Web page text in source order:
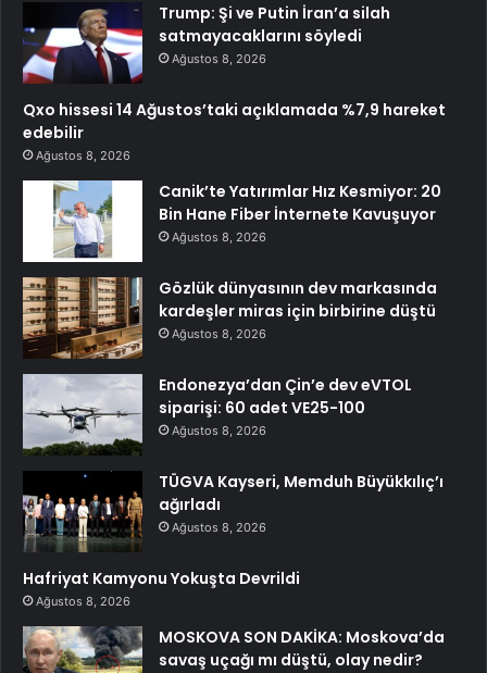
Trump: Şi ve Putin İran’a silah
satmayacaklarını söyledi
Ağustos 8, 2026
Qxo hissesi 14 Ağustos’taki açıklamada %7,9 hareket
edebilir
Ağustos 8, 2026
Canik’te Yatırımlar Hız Kesmiyor: 20
Bin Hane Fiber İnternete Kavuşuyor
Ağustos 8, 2026
Gözlük dünyasının dev markasında
kardeşler miras için birbirine düştü
Ağustos 8, 2026
Endonezya’dan Çin’e dev eVTOL
siparişi: 60 adet VE25-100
Ağustos 8, 2026
TÜGVA Kayseri, Memduh Büyükkılıç’ı
ağırladı
Ağustos 8, 2026
Hafriyat Kamyonu Yokuşta Devrildi
Ağustos 8, 2026
MOSKOVA SON DAKİKA: Moskova’da
savaş uçağı mı düştü, olay nedir?